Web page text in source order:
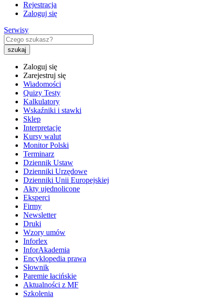
Rejestracja
Zaloguj się
Serwisy
Zaloguj się
Zarejestruj się
Wiadomości
Quizy Testy
Kalkulatory
Wskaźniki i stawki
Sklep
Interpretacje
Kursy walut
Monitor Polski
Terminarz
Dziennik Ustaw
Dzienniki Urzędowe
Dzienniki Unii Europejskiej
Akty ujednolicone
Eksperci
Firmy
Newsletter
Druki
Wzory umów
Inforlex
InforAkademia
Encyklopedia prawa
Słownik
Paremie łacińskie
Aktualności z MF
Szkolenia